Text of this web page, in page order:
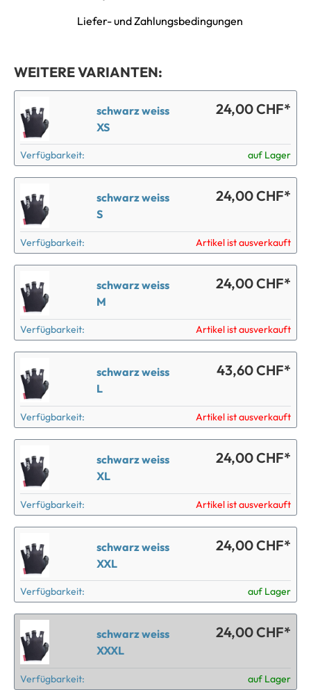
Liefer- und Zahlungsbedingungen
WEITERE VARIANTEN:
schwarz weiss
XS
24,00 CHF*
Verfügbarkeit: auf Lager
schwarz weiss
S
24,00 CHF*
Verfügbarkeit: Artikel ist ausverkauft
schwarz weiss
M
24,00 CHF*
Verfügbarkeit: Artikel ist ausverkauft
schwarz weiss
L
43,60 CHF*
Verfügbarkeit: Artikel ist ausverkauft
schwarz weiss
XL
24,00 CHF*
Verfügbarkeit: Artikel ist ausverkauft
schwarz weiss
XXL
24,00 CHF*
Verfügbarkeit: auf Lager
schwarz weiss
XXXL
24,00 CHF*
Verfügbarkeit: auf Lager